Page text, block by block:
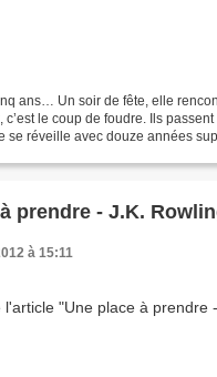
ans… Un soir de fête, elle
c’est le coup de foudre. Ils
se réveille avec douze années
prendre - J.K.
à 15:11